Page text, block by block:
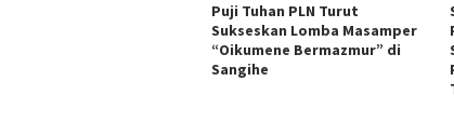
Puji Tuhan PLN Turut
Sukseskan Lomba Masamper
“Oikumene Bermazmur” di
Sangihe